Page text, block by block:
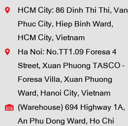
HCM City: 86 Dinh Thi Thi, Van
Phuc City, Hiep Binh Ward,
HCM City, Vietnam
Ha Noi: No.TT1.09 Foresa 4
Street, Xuan Phuong TASCO -
Foresa Villa, Xuan Phuong
Ward, Hanoi City, Vietnam
(Warehouse) 694 Highway 1A,
An Phu Dong Ward, Ho Chi